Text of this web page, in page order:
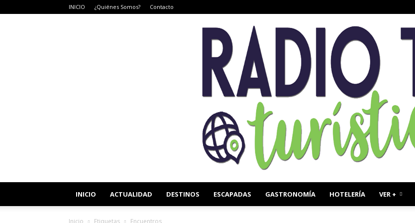
INICIO ¿Quiénes Somos? Contacto
INICIO ACTUALIDAD DESTINOS ESCAPADAS GASTRONOMÍA HOTELERÍA VER +
Inicio Etiquetas Encuentros